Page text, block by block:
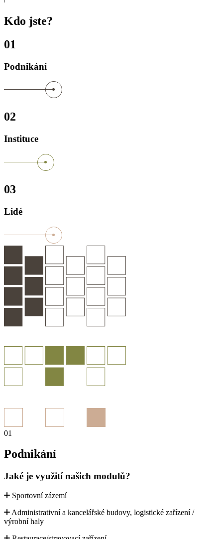
Kdo jste?
01
Podnikání
02
Instituce
03
Lidé
01
Podnikání
Jaké je využití našich modulů?
Sportovní zázemí
Administrativní a kancelářské budovy, logistické zařízení /
výrobní haly